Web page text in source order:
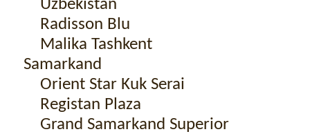
Uzbekistan
Radisson Blu
Malika Tashkent
Samarkand
Orient Star Kuk Serai
Registan Plaza
Grand Samarkand Superior